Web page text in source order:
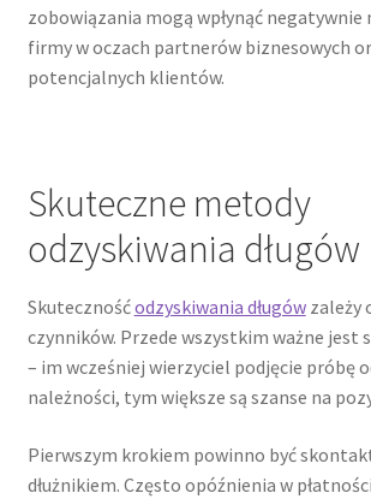
zobowiązania mogą wpłynąć negatywnie
firmy w oczach partnerów biznesowych
potencjalnych klientów.
Skuteczne metody
odzyskiwania długów
Skutecznośćodzyskiwania długówzależy
czynników. Przede wszystkim ważne jest
– im wcześniej wierzyciel podjęcie próbę
należności, tym większe są szanse na
Pierwszym krokiem powinno być
dłużnikiem. Często opóźnienia w